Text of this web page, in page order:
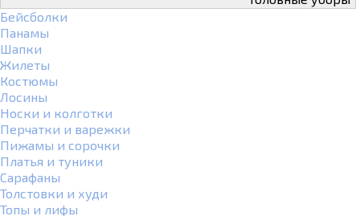
Бейсболки
Панамы
Шапки
Жилеты
Костюмы
Лосины
Носки и колготки
Перчатки и варежки
Пижамы и сорочки
Платья и туники
Сарафаны
Толстовки и худи
Топы и лифы